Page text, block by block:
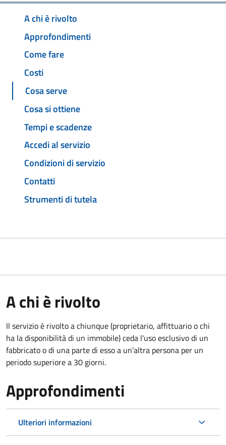
A chi è rivolto
Approfondimenti
Come fare
Costi
Cosa serve
Cosa si ottiene
Tempi e scadenze
Accedi al servizio
Condizioni di servizio
Contatti
Strumenti di tutela
A chi è rivolto
Il servizio è rivolto a chiunque (proprietario, affittuario o chi
ha la disponibilità di un immobile) ceda l'uso esclusivo di un
fabbricato o di una parte di esso a un'altra persona per un
periodo superiore a 30 giorni.
Approfondimenti
Ulteriori informazioni